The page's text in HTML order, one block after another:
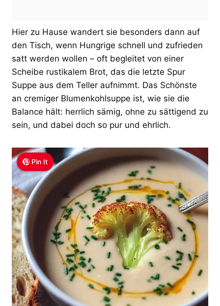
Hier zu Hause wandert sie besonders dann auf
den Tisch, wenn Hungrige schnell und zufrieden
satt werden wollen – oft begleitet von einer
Scheibe rustikalem Brot, das die letzte Spur
Suppe aus dem Teller aufnimmt. Das Schönste
an cremiger Blumenkohlsuppe ist, wie sie die
Balance hält: herrlich sämig, ohne zu sättigend zu
sein, und dabei doch so pur und ehrlich.
Pin It